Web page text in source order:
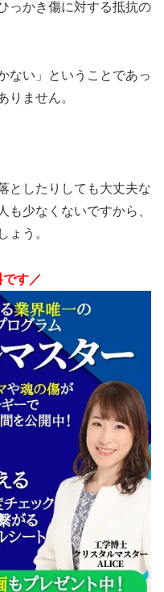
っかき傷に対する抵抗の
ない」ということであっ
りません。
としたりしても大丈夫な
も少なくないですから、
ょう。
です／